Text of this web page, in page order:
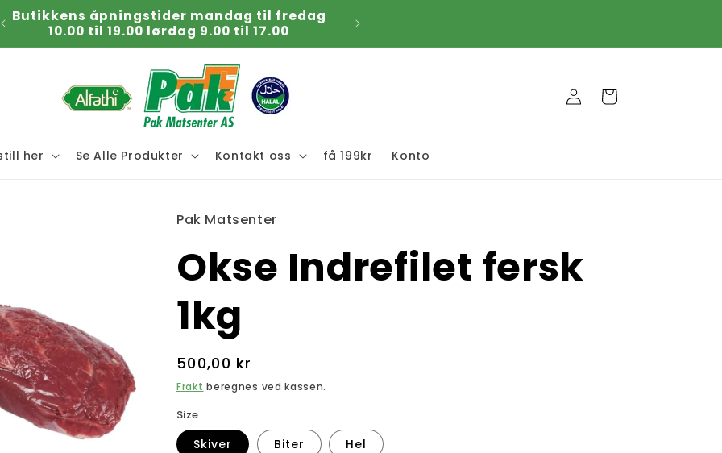
Butikkens åpningstider mandag til fredag
10.00 til 19.00 lørdag 9.00 til 17.00
Kjøp i netbutikk 24-7. Hjemlevering tirsdag,
her Se Alle Produkter Kontakt oss få 199kr Konto
Logg
inn
Handlekurv
Pak Matsenter
Okse Indrefilet fersk
1kg
Vanlig
pris
500,00 kr
Frakt beregnes ved kassen.
Size
Skiver Biter Hel